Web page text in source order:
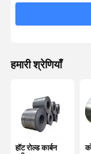
जस्ती इस्पात झंझरी
हॉट रोल्ड स्टील शीट
जस्ती स्टील प्लेट
गोल स्टील रॉड
हमारी श्रेणियाँ
हॉट रोल्ड कार्बन